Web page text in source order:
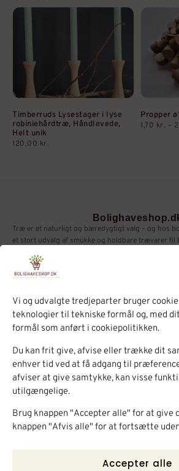
Vi og udvalgte tredjeparter bruger
teknologier til tekniske formål og, med
formål som anført i cookiepolitikken.
Du kan frit give, afvise eller trække dit
enhver tid ved at få adgang til
afviser at give samtykke, kan visse
utilgængelige.
Brug knappen "Accepter alle" for at give
knappen "Afvis alle" for at fortsætte
Accepter alle
Timberruds Lysestager i lyse
robiniehårdtræ, Håndlevede,
Helt unik
120,00 kr.
Propper
1,70 kr. –
Træ er et naturligt og bæredygtigt valg – og hos
et stort udvalg af smukke og holdbare trævarer til
kvalitetsmaterialer som robinie, eg og lærk.
info@timberrud.com
Skærbækvej 10,
Information
Om os
Kontakt
Min konto
Shop
Højbede
Kompostbeholder